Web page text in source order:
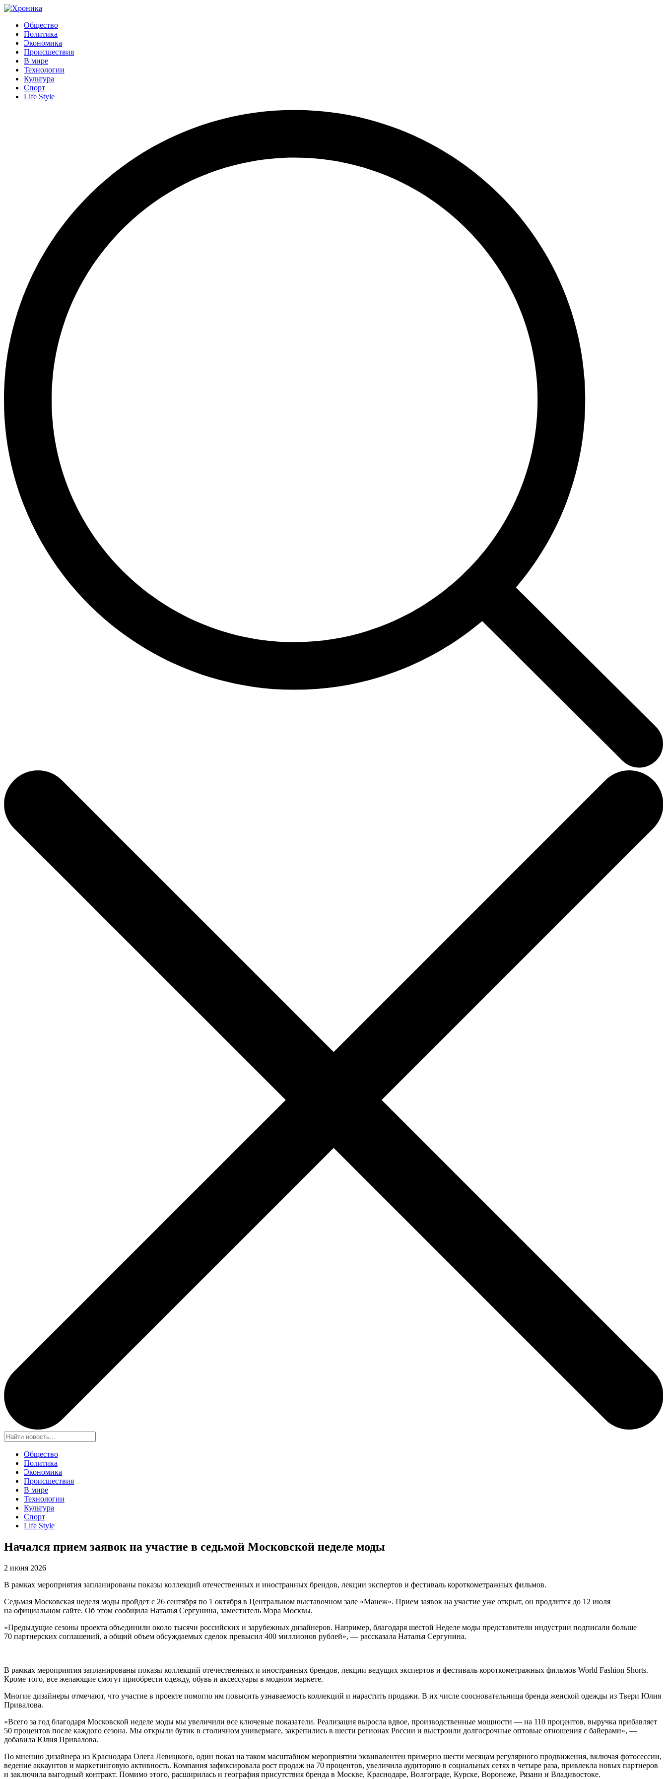
Общество
Политика
Экономика
Происшествия
В мире
Технологии
Культура
Спорт
Life Style
Общество
Политика
Экономика
Происшествия
В мире
Технологии
Культура
Спорт
Life Style
Начался прием заявок на участие в седьмой Московской неделе моды
2 июня 2026
В рамках мероприятия запланированы показы коллекций отечественных и иностранных брендов, лекции экспертов и фестиваль короткометражных фильмов.
Седьмая Московская неделя моды пройдет с 26 сентября по 1 октября в Центральном выставочном зале «Манеж». Прием заявок на участие уже открыт, он продлится до 12 июля
на официальном сайте. Об этом сообщила Наталья Сергунина, заместитель Мэра Москвы.
«Предыдущие сезоны проекта объединили около тысячи российских и зарубежных дизайнеров. Например, благодаря шестой Неделе моды представители индустрии подписали больше
70 партнерских соглашений, а общий объем обсуждаемых сделок превысил 400 миллионов рублей», — рассказала Наталья Сергунина.
В рамках мероприятия запланированы показы коллекций отечественных и иностранных брендов, лекции ведущих экспертов и фестиваль короткометражных фильмов World Fashion Shorts.
Кроме того, все желающие смогут приобрести одежду, обувь и аксессуары в модном маркете.
Многие дизайнеры отмечают, что участие в проекте помогло им повысить узнаваемость коллекций и нарастить продажи. В их числе соосновательница бренда женской одежды из Твери Юлия
Привалова.
«Всего за год благодаря Московской неделе моды мы увеличили все ключевые показатели. Реализация выросла вдвое, производственные мощности — на 110 процентов, выручка прибавляет
50 процентов после каждого сезона. Мы открыли бутик в столичном универмаге, закрепились в шести регионах России и выстроили долгосрочные оптовые отношения с байерами», —
добавила Юлия Привалова.
По мнению дизайнера из Краснодара Олега Левицкого, один показ на таком масштабном мероприятии эквивалентен примерно шести месяцам регулярного продвижения, включая фотосессии,
ведение аккаунтов и маркетинговую активность. Компания зафиксировала рост продаж на 70 процентов, увеличила аудиторию в социальных сетях в четыре раза, привлекла новых партнеров
и заключила выгодный контракт. Помимо этого, расширилась и география присутствия бренда в Москве, Краснодаре, Волгограде, Курске, Воронеже, Рязани и Владивостоке.